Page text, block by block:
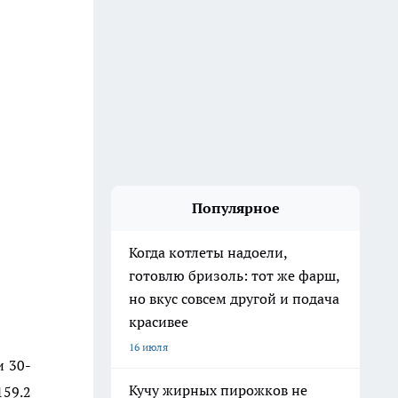
30-
Популярное
Когда котлеты надоели,
готовлю бризоль: тот же фарш,
но вкус совсем другой и подача
красивее
16 июля
Кучу жирных пирожков не